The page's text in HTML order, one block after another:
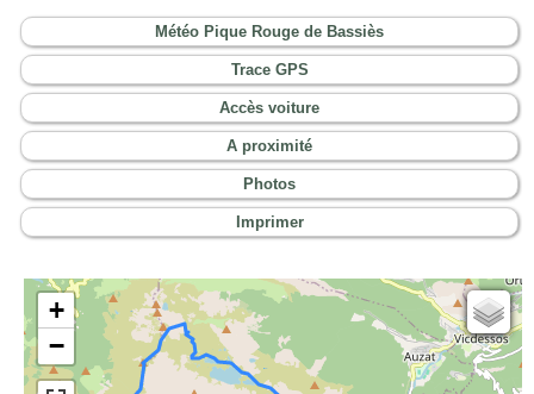
Météo Pique Rouge de Bassiès
Trace GPS
Accès voiture
A proximité
Photos
Imprimer
+
−
Cartes IGN
Open Topo Map
Open Street Map